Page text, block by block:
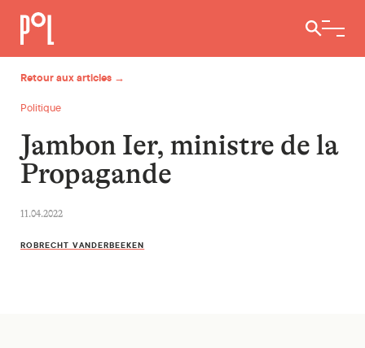
Ouvrir /
Retour aux articles →
Politique
Jambon Ier, ministre de la
Propagande
11.04.2022
ROBRECHT VANDERBEEKEN